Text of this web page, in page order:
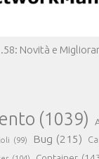
Novità e
(1039)
(99) Bug (215)